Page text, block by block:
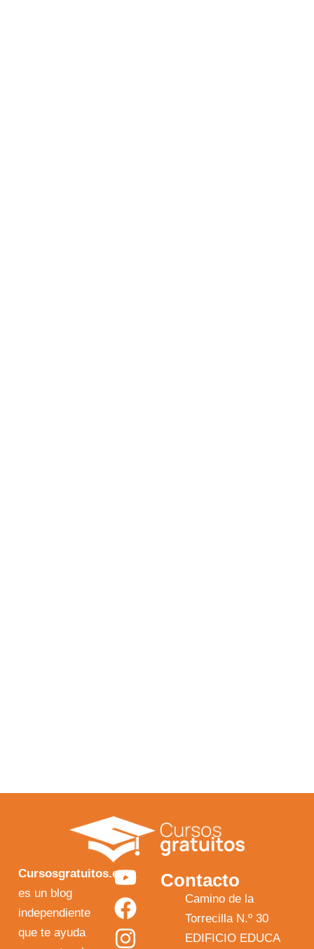
Cursosgratuitos.es
es un blog
independiente
que te ayuda
Y
o
u
t
F
a
c
e
I
n
s
t
X
-
t
w
Contacto
Camino de la
Torrecilla N.º 30
EDIFICIO EDUCA